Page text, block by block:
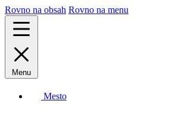
Rovno na obsah Rovno na menu
Menu
Mesto